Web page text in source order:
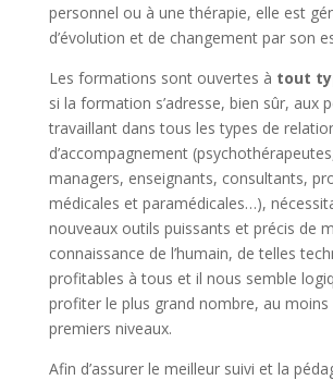
personnel ou à une thérapie, elle est
d’évolution et de changement par son
Les formations sont ouvertes à tout
si la formation s’adresse, bien sûr, aux
travaillant dans tous les types de
d’accompagnement
managers, enseignants, consultants,
médicales et paramédicales…),
nouveaux outils puissants et précis de
connaissance de l’humain, de telles
profitables à tous et il nous semble
profiter le plus grand nombre, au moins
premiers niveaux.
Afin d’assurer le meilleur suivi et la